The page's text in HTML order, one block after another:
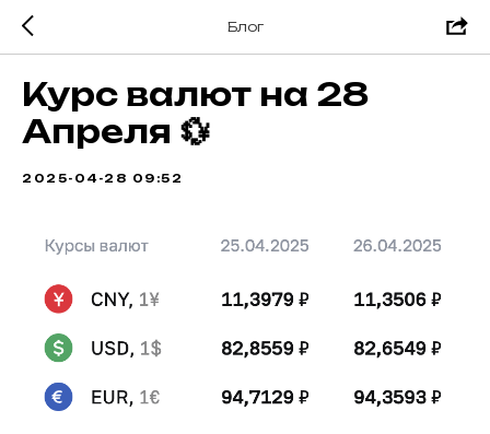
Блог
Курс валют на 28
Апреля 💱
2025-04-28 09:52